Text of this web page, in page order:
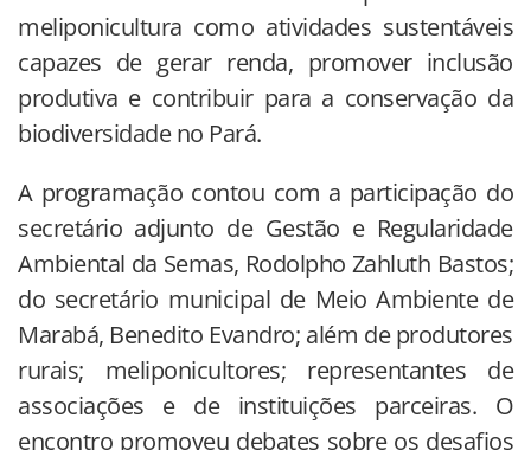
meliponicultura como atividades sustentáveis
capazes de gerar renda, promover inclusão
produtiva e contribuir para a conservação da
biodiversidade no Pará.
A programação contou com a participação do
secretário adjunto de Gestão e Regularidade
Ambiental da Semas, Rodolpho Zahluth Bastos;
do secretário municipal de Meio Ambiente de
Marabá, Benedito Evandro; além de produtores
rurais; meliponicultores; representantes de
associações e de instituições parceiras. O
encontro promoveu debates sobre os desafios